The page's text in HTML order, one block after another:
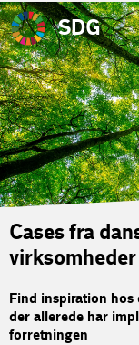
SDG
Cases fra
virksomheder
Find inspiration hos
der allerede har
forretningen